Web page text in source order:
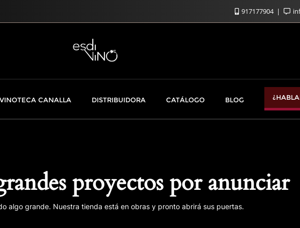
917177904
VINOTECA CANALLA DISTRIBUIDORA CATÁLOGO BLOG
proyectos por anunciar
algo grande. Nuestra tienda está en obras y pronto abrirá sus puertas.